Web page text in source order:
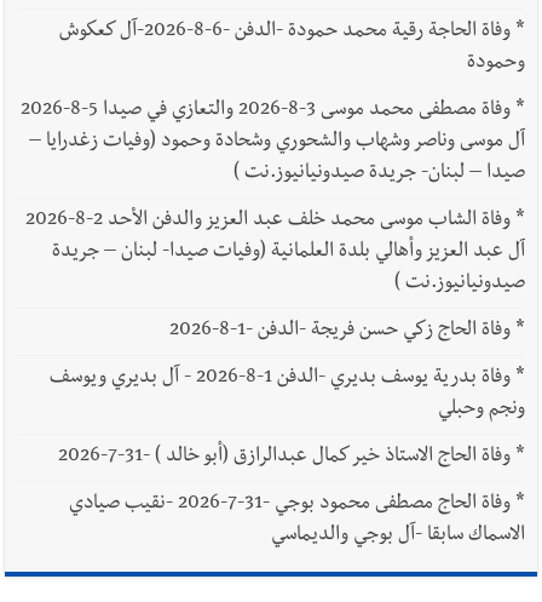
*
وفاة الحاجة رقية محمد حمودة -الدفن -6-8-2026-آل كعكوش
وحمودة
*
وفاة مصطفى محمد موسى 3-8-2026 والتعازي في صيدا 5-8-2026
آل موسى وناصر وشهاب والشحوري وشحادة وحمود (وفيات زغدرايا –
صيدا – لبنان- جريدة صيدونيانيوز.نت )
*
وفاة الشاب موسى محمد خلف عبد العزيز والدفن الأحد 2-8-2026
آل عبد العزيز وأهالي بلدة العلمانية (وفيات صيدا- لبنان – جريدة
صيدونيانيوز.نت )
*وفاة الحاج زكي حسن فريجة -الدفن -1-8-2026
*
وفاة بدرية يوسف بديري -الدفن 1-8-2026 - آل بديري ويوسف
ونجم وحبلي
*وفاة الحاج الاستاذ خير كمال عبدالرازق (أبو خالد ) -31-7-2026
*
وفاة الحاج مصطفى محمود بوجي -31-7-2026 -نقيب صيادي
الاسماك سابقا -آل بوجي والديماسي